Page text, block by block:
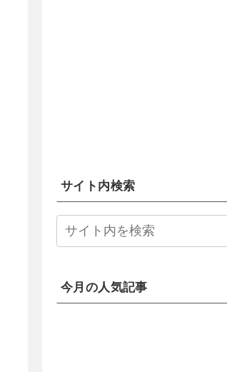
サイト内検索
今月の人気記事